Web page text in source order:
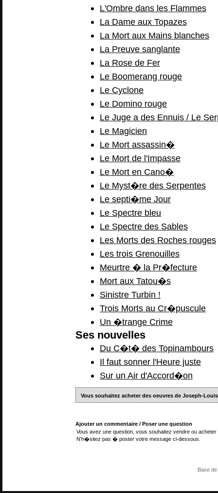
L'Ombre dans les Flammes
La Dame aux Topazes
La Mort aux Mains blanches
La Preuve sanglante
La Rose de Fer
Le Boomerang rouge
Le Cyclone
Le Domino rouge
Le Juge a des Ennuis / Le
Le Magicien
Le Mort assassin�
Le Mort de l'Impasse
Le Mort en Cano�
Le Myst�re des Serpentes
Le septi�me Jour
Le Spectre bleu
Le Spectre des Sables
Les Morts des Roches rouges
Les trois Grenouilles
Meurtre � la Pr�fecture
Mort aux Tatou�s
Sinistre Turbin !
Trois Morts au Cr�puscule
Un �trange Crime
Ses nouvelles
Du C�t� des Topinambours
Il faut sonner l'Heure juste
Sur un Air d'Accord�on
Vous souhaitez acheter des oeuvres de Joseph-Louis
Ajouter un commentaire / Poser une question
Vous avez une question, vous souhaitez vendre ou
N'h�sitez pas � poster votre message ci-dessous.
Base